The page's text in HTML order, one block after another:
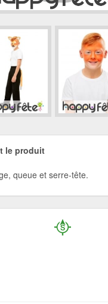
le produit
queue et serre-tête.